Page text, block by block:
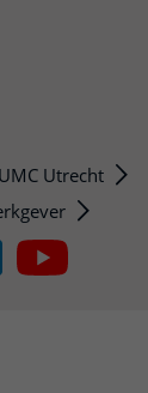
Utrecht